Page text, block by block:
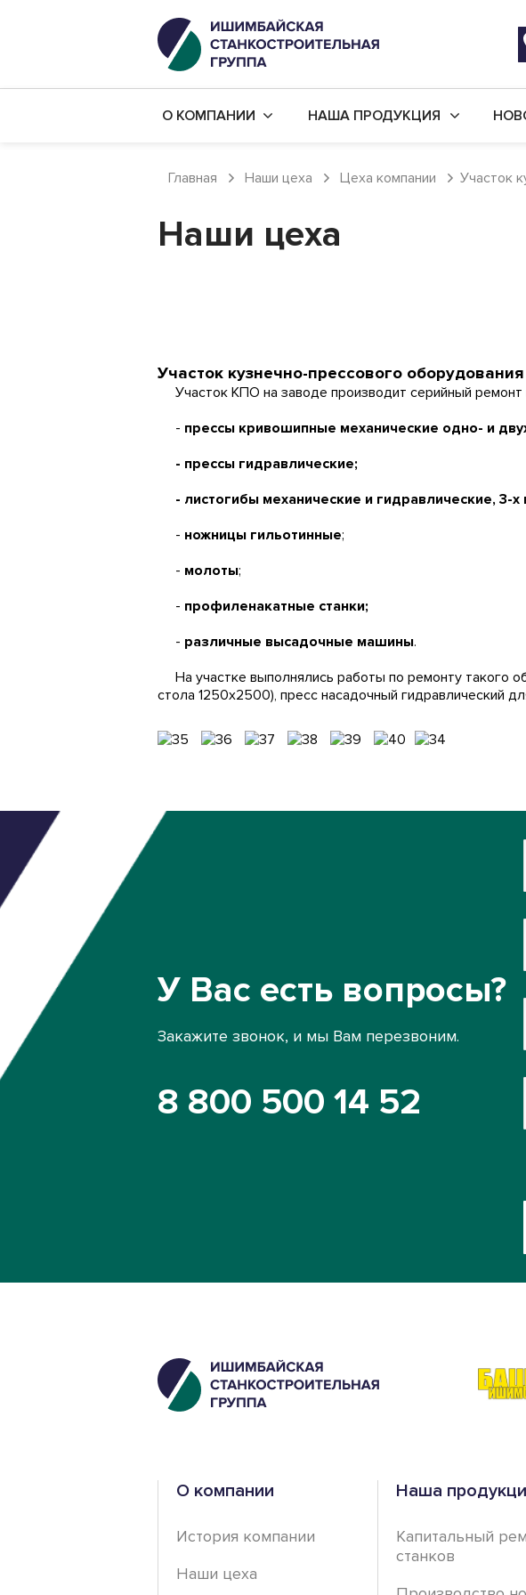
О КОМПАНИИ
Наши заказчики
НАША ПРОДУКЦИЯ
Дополнительные услуги
Главная Наши цеха Цеха компании Участок
Наши цеха
Участок кузнечно-прессового оборудования
Участок КПО на заводе производит серийный ремонт
- прессы кривошипные механические одно- и
- прессы гидравлические;
- листогибы механические и гидравлические, 3-х
- ножницы гильотинные;
- молоты;
- профиленакатные станки;
- различные высадочные машины.
На участке выполнялись работы по ремонту такого
стола 1250х2500), пресс насадочный гидравлический
У Вас есть вопросы?
Закажите звонок, и мы Вам перезвоним.
8 800 500 14 52
О компании
История компании
Наши цеха
Наша
Капитальный
станков